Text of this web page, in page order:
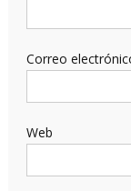
Correo
Web